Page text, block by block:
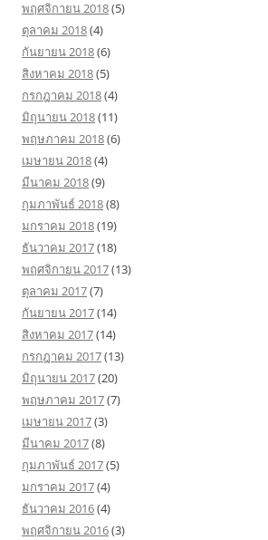
พฤศจิกายน 2018(5)
ตุลาคม 2018(4)
กันยายน 2018(6)
สิงหาคม 2018(5)
กรกฎาคม 2018(4)
มิถุนายน 2018(11)
พฤษภาคม 2018(6)
เมษายน 2018(4)
มีนาคม 2018(9)
กุมภาพันธ์ 2018(8)
มกราคม 2018(19)
ธันวาคม 2017(18)
พฤศจิกายน 2017(13)
ตุลาคม 2017(7)
กันยายน 2017(14)
สิงหาคม 2017(14)
กรกฎาคม 2017(13)
มิถุนายน 2017(20)
พฤษภาคม 2017(7)
เมษายน 2017(3)
มีนาคม 2017(8)
กุมภาพันธ์ 2017(5)
มกราคม 2017(4)
ธันวาคม 2016(4)
พฤศจิกายน 2016(3)